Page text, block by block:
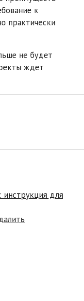
к
практически
не будет
ждет
инструкция для